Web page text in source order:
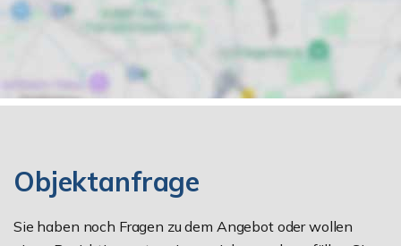
Objektanfrage
Sie haben noch Fragen zu dem Angebot oder wollen